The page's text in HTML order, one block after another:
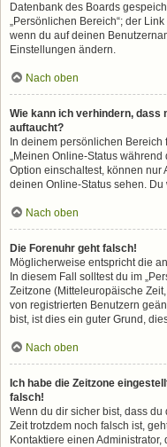
Datenbank des Boards
„Persönlichen Bereich“; der
wenn du auf deinen
Einstellungen ändern.
Nach oben
Wie kann ich verhindern, dass
auftaucht?
In deinem persönlichen
„Meinen Online-Status
Option einschaltest, können nur
deinen Online-Status sehen.
Nach oben
Die Forenuhr geht falsch!
Möglicherweise entspricht die
In diesem Fall solltest du im
Zeitzone (Mitteleuropäische
von registrierten Benutzern
bist, ist dies ein guter Grund,
Nach oben
Ich habe die Zeitzone
falsch!
Wenn du dir sicher bist, dass
Zeit trotzdem noch falsch ist,
Kontaktiere einen